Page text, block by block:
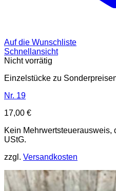
Auf die Wunschliste
Schnellansicht
Nicht vorrätig
Einzelstücke zu
Nr. 19
17,00 €
Kein
UStG.
zzgl. Versandkosten